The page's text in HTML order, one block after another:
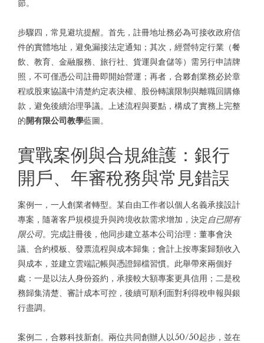
節。
步驟四，常見避坑提醒。首先，註冊地址務必為可接收政府信
件的實體地址，避免漏接法定通知；其次，經營特定行業（餐
飲、教育、金融服務、旅行社、貨運與倉儲等）需另行申請牌
照，不可僅憑公司註冊即開始營運；再者，合夥創業務必於章
程或股東協議中清楚約定表決權、股份轉讓限制與離職回購條
款，避免後續治理爭議。上述流程與要點，構成了實務上完整
的開有限公司教學藍圖。
實戰案例與合規維護：銀行
開戶、年審稅務與常見錯誤
案例一，一人創業者轉型。某自由工作者以個人名義承接設計
專案，隨著客戶規模提升與跨境收款需求增加，決定自已開有
限公司。完成註冊後，他同步建立基本公司治理：董事會決
議、合約模板、發票流程與成本歸集；會計上按專案歸類收入
與成本，並建立雲端記帳與憑證歸檔習慣。此舉帶來兩個好
處：一是以法人身份簽約，承接較大額專案更具信用；二是稅
務歸集清楚、審計成本可控，後續可順利面對利得稅申報與銀
行盡調。
案例二，合夥科技新創。兩位共同創辦人以50/50起步，並在